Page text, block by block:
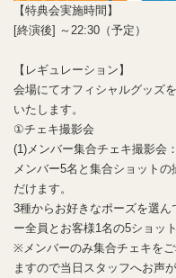
【特典会実施時間】
[終演後] ～22:30（予定）
【レギュレーション】
会場にてオフィシャルグッズ
いたします。
①チェキ撮影会
(1) メンバー集合チェキ撮影会
メンバー5名と集合ショットの
だけます。
3種からお好きなポーズを選
ー全員とお客様1名の5ショッ
※ メンバーのみ集合チェキを
ますので当日スタッフへお声